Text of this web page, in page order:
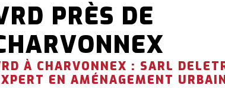
PRÈS DE
À CHARVONNEX : SARL
EN AMÉNAGEMENT